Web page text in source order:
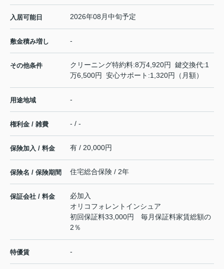
入居可能日 2026年08月中旬予定
敷金積み増し -
その他条件
クリーニング特約料:8万4,920円 鍵交換代:1
万6,500円 安心サポート:1,320円（月額）
用途地域 -
権利金 / 雑費 - / -
保険加入 / 料金 有 / 20,000円
保険名 / 保険期間 住宅総合保険 / 2年
保証会社 / 料金
必加入
オリコフォレントインシュア
初回保証料33,000円 毎月保証料家賃総額の
2％
特優賃 -